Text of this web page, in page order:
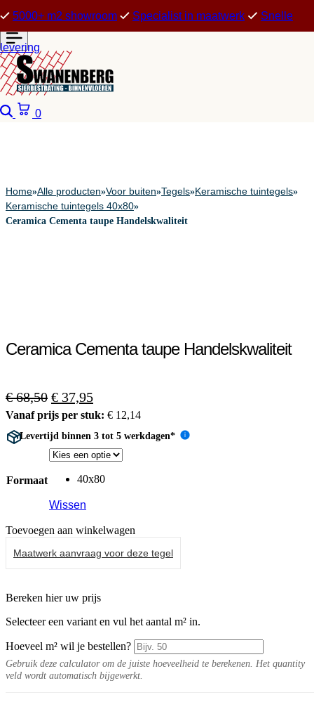
5000+ m2 showroom Specialist in maatwerk Snelle
levering
Zoeken
0
Home»Alle producten»Voor buiten»Tegels»Keramische tuintegels»
Keramische tuintegels 40x80»
Ceramica Cementa taupe Handelskwaliteit
Ceramica Cementa taupe Handelskwaliteit
€68,50 Oorspronkelijke
prijs
was:
€ 68,50.
€ 37,95Huidige
prijs
is:
€ 37,95.
Vanaf prijs per stuk: € 12,14
Levertijd binnen 3 tot 5 werkdagen* i
Formaat 40x80
Wissen
Toevoegen aan winkelwagen
Maatwerk aanvraag voor deze tegel
Bereken hier uw prijs
Selecteer een variant en vul het aantal m² in.
Hoeveel m² wil je bestellen?
Gebruik deze calculator om de juiste hoeveelheid te berekenen. Het quantity
veld wordt automatisch bijgewerkt.